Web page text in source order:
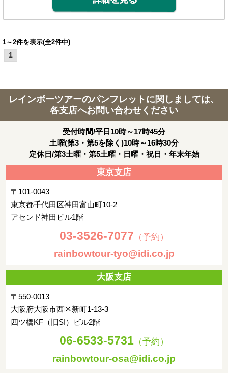
1～2件を表示(全2件中)
1
レインボーツアーのパンフレットに関しましては、
各支店へお問い合わせください
受付時間/平日10時～17時45分
土曜(第3・第5を除く)10時～16時30分
定休日/第3土曜・第5土曜・日曜・祝日・年末年始
東京支店
〒101-0043
東京都千代田区神田富山町10-2
アセンド神田ビル1階
03-3526-7077 （予約）
rainbowtour-tyo@idi.co.jp
大阪支店
〒550-0013
大阪府大阪市西区新町1-13-3
四ツ橋KF（旧SI）ビル2階
06-6533-5731 （予約）
rainbowtour-osa@idi.co.jp